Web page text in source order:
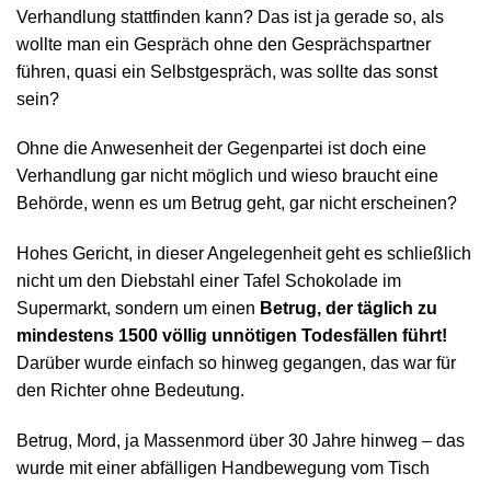
Verhandlung stattfinden kann? Das ist ja gerade so, als
wollte man ein Gespräch ohne den Gesprächspartner
führen, quasi ein Selbstgespräch, was sollte das sonst
sein?
Ohne die Anwesenheit der Gegenpartei ist doch eine
Verhandlung gar nicht möglich und wieso braucht eine
Behörde, wenn es um Betrug geht, gar nicht erscheinen?
Hohes Gericht, in dieser Angelegenheit geht es schließlich
nicht um den Diebstahl einer Tafel Schokolade im
Supermarkt, sondern um einen Betrug, der täglich zu
mindestens 1500 völlig unnötigen Todesfällen führt!
Darüber wurde einfach so hinweg gegangen, das war für
den Richter ohne Bedeutung.
Betrug, Mord, ja Massenmord über 30 Jahre hinweg – das
wurde mit einer abfälligen Handbewegung vom Tisch